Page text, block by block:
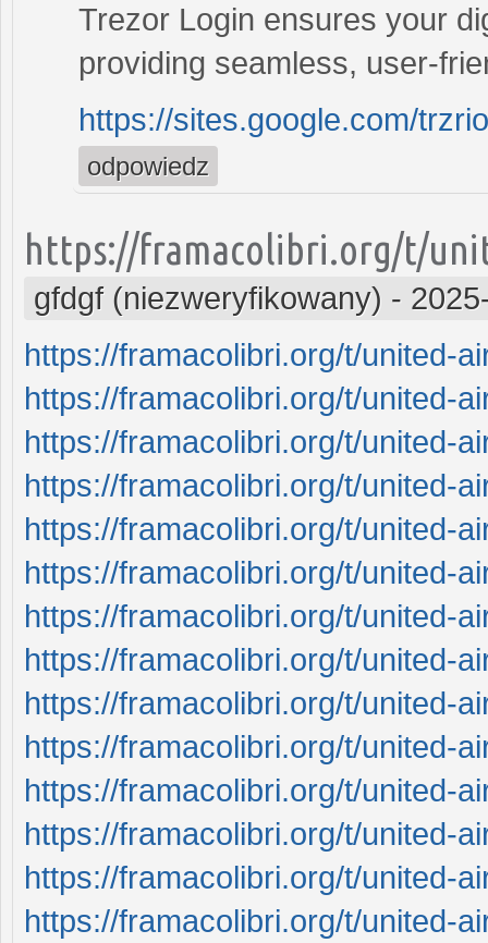
Trezor Login ensures your
providing seamless, user-
https://sites.google.com/
odpowiedz
https://framacolibri.org/t/
gfdgf (niezweryfikowany) -
https://framacolibri.org/t/united-
https://framacolibri.org/t/united-
https://framacolibri.org/t/united-
https://framacolibri.org/t/united-
https://framacolibri.org/t/united-
https://framacolibri.org/t/united-
https://framacolibri.org/t/united-
https://framacolibri.org/t/united-
https://framacolibri.org/t/united-
https://framacolibri.org/t/united-
https://framacolibri.org/t/united-
https://framacolibri.org/t/united-
https://framacolibri.org/t/united-
https://framacolibri.org/t/united-